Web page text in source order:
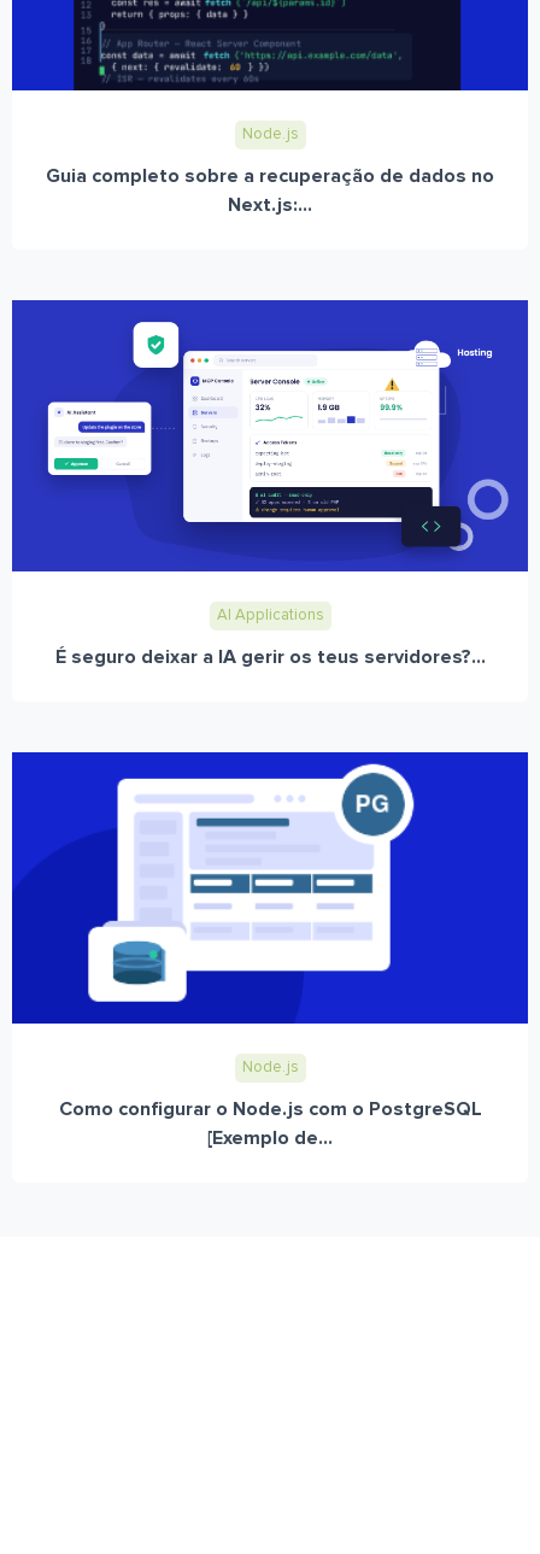
Node.js
Guia completo sobre a recuperação de dados no
Next.js:...
AI Applications
É seguro deixar a IA gerir os teus servidores?...
Node.js
Como configurar o Node.js com o PostgreSQL
[Exemplo de...